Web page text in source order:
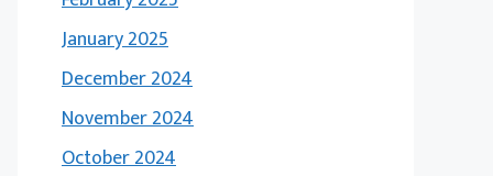
January 2025
December 2024
November 2024
October 2024